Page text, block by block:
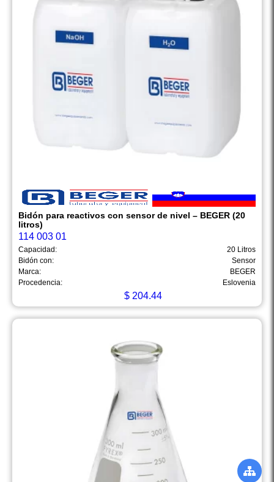
Bidón para reactivos con sensor de nivel – BEGER (20
litros)
114 003 01
Capacidad:
20 Litros
Bidón con:
Sensor
Marca:
BEGER
Procedencia:
Eslovenia
$ 204.44